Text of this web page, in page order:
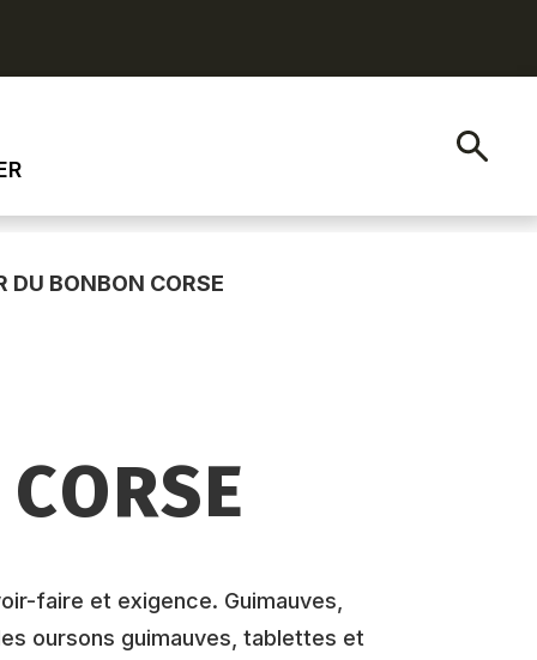
DU BONBON CORSE
faire et exigence. Guimauves,
oursons guimauves, tablettes et